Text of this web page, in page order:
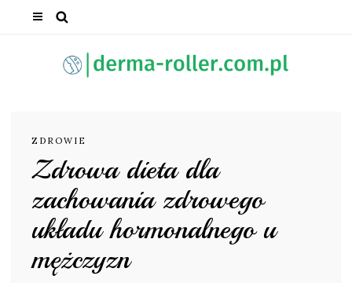
ZDROWIE
Zdrowa dieta dla
zachowania zdrowego
układu hormonalnego u
mężczyzn